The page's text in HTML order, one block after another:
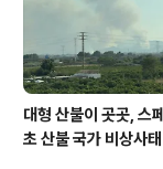
대형 산불이 곳곳, 스
초 산불 국가 비상사